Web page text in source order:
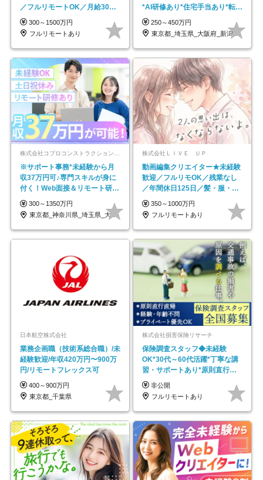
／フルリモートOK／月給30万
円～／年休130日以上
300～1500万円
フルリモートあり
*AI研修あり*住宅手当あり*転勤
なし
250～450万円
東京都_埼玉県_大阪府_新潟県_福岡県
※サポート事務*未経験から月
収37万円可♪専門スキルが身に
付く！Web面接＆リモート研修
も充実♪/a
300～1350万円
東京都_神奈川県_埼玉県_大阪府_愛知県…
株式会社ＬＩＶＥ ＵＰ
動画編集クリエイター★未経験
歓迎／フルリモOK／残業なし
／年間休日125日／髪・服・ネ
イル自由／研修充実で安心
350～1000万円
フルリモートあり
日本航空株式会社
業務企画職（技術系総合職）/未
経験歓迎/年収420万円〜900万
円/リモートフレックス可
400～900万円
東京都_千葉県
株式会社損害保険リサーチ
保険調査スタッフ◆未経験
OK*30代～60代活躍*丁寧な講
習・サポートあり*原則直行直
帰／全国募集・業務委託
非公開
フルリモートあり